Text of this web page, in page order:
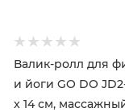
Валик-ролл для
и йоги GO DO
x 14 см,